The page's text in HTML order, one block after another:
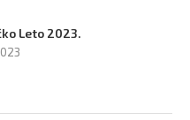
Leto 2023.